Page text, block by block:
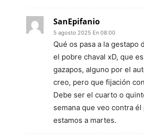
SanEpifanio
5 agosto 2025 En 08:00
Qué os pasa a la gestapo
el pobre chaval xD, que
gazapos, alguno por el
creo, pero que fijación
Debe ser el cuarto o
semana que veo contra
estamos a martes.